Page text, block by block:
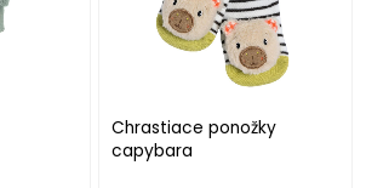
Chrastiace ponožky
capybara